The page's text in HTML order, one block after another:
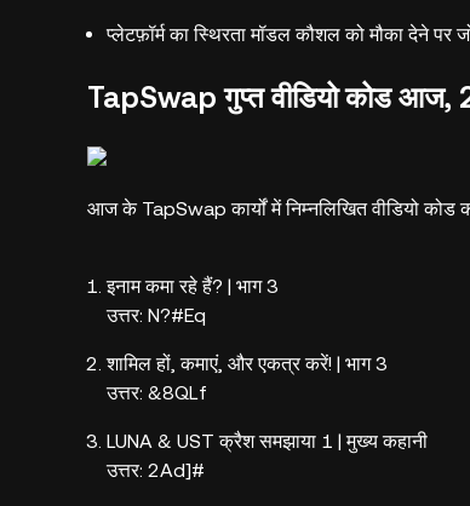
प्लेटफ़ॉर्म का स्थिरता मॉडल कौशल को मौका देने पर
TapSwap गुप्त वीडियो कोड आज,
आज के TapSwap कार्यों में निम्नलिखित वीडियो
इनाम कमा रहे हैं? | भाग 3
उत्तर: N?#Eq
शामिल हों, कमाएं, और एकत्र करें! | भाग 3
उत्तर: &8QLf
LUNA & UST क्रैश समझाया 1 | मुख्य कहानी
उत्तर: 2Ad]#